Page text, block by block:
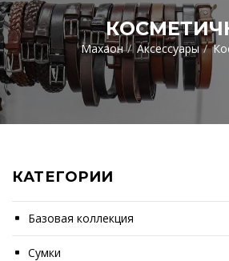
Махаон Аксессуары
КАТЕГОРИИ
Базовая коллекция
Сумки